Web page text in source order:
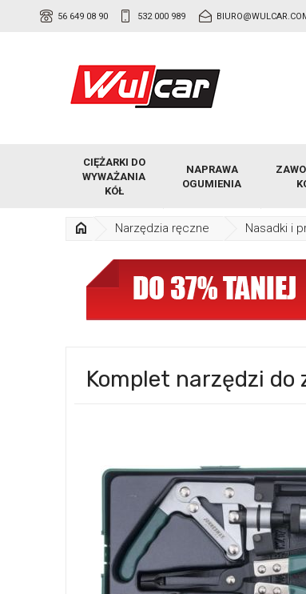
56 649 08 90 532 000 989
CIĘŻARKI DO
WYWAŻANIA
KÓŁ
NAPRAWA
OGUMIENIA
Narzędzia ręczne Nasadki i
Komplet narzędzi do